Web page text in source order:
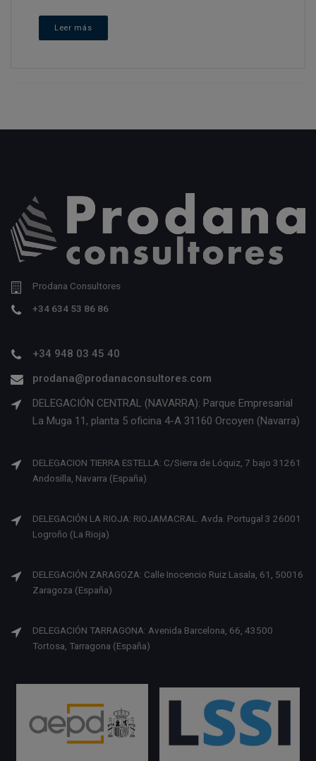
Leer más
Prodana Consultores
+34 634 53 86 86
+34 948 03 45 40
prodana@prodanaconsultores.com
DELEGACIÓN CENTRAL (NAVARRA): Parque Empresarial
La Muga 11, planta 5 oficina 4-A 31160 Orcoyen (Navarra)
DELEGACION TIERRA ESTELLA: C/Sierra de Lóquiz, 7 bajo 31261
Andosilla, Navarra (España)
DELEGACIÓN LA RIOJA: RIOJAMACRAL. Avda. Portugal 3 26001
Logroño (La Rioja)
DELEGACIÓN ZARAGOZA: Calle Inocencio Ruiz Lasala, 61, 50016
Zaragoza (España)
DELEGACIÓN TARRAGONA: Avenida Barcelona, 66, 43500
Tortosa, Tarragona (España)